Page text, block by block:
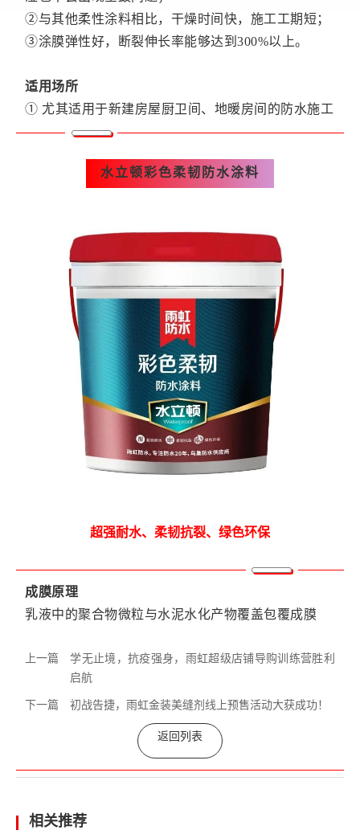
②与其他柔性涂料相比，干燥时间快，施工工期短；
③涂膜弹性好，断裂伸长率能够达到300%以上。
适用场所
① 尤其适用于新建房屋厨卫间、地暖房间的防水施工
水立顿彩色柔韧防水涂料
超强耐水、柔韧抗裂、绿色环保
成膜原理
乳液中的聚合物微粒与水泥水化产物覆盖包覆成膜
上一篇
学无止境，抗疫强身，雨虹超级店铺导购训练营胜利
启航
下一篇 初战告捷，雨虹金装美缝剂线上预售活动大获成功！
返回列表
相关推荐